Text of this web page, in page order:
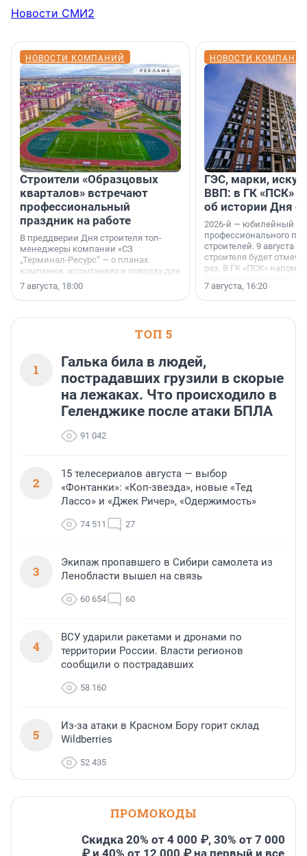
Новости СМИ2
НОВОСТИ КОМПАНИЙ
Строители «Образцовых
кварталов» встречают
профессиональный
праздник на работе
В преддверии Дня строителя топ-
менеджеры компании «СЗ
„Терминал-Ресурс“ — о планах
компании, испытаниях и поводах для
осторожного оптимизма.
7 августа, 18:00
НОВОСТИ
ГЭС, марки,
ВВП: в ГК «ПСК»
об истории Дня
2026-й — юбилейный
профессионального
строителей. 9 августа
строителя будет
раз. В ГК «ПСК»
поменялась роль
7 августа, 16:20
ТОП 5
1
Галька била в людей,
пострадавших грузили в скорые
на лежаках. Что происходило в
Геленджике после атаки БПЛА
91 042
2
15 телесериалов августа — выбор
«Фонтанки»: «Коп-звезда», новые «Тед
Лассо» и «Джек Ричер», «Одержимость»
74 511 27
3
Экипаж пропавшего в Сибири самолета из
Ленобласти вышел на связь
60 654 60
4
ВСУ ударили ракетами и дронами по
территории России. Власти регионов
сообщили о пострадавших
58 160
5
Из-за атаки в Красном Бору горит склад
Wildberries
52 435
ПРОМОКОДЫ
Скидка 20% от 4 000 ₽, 30% от 7 000